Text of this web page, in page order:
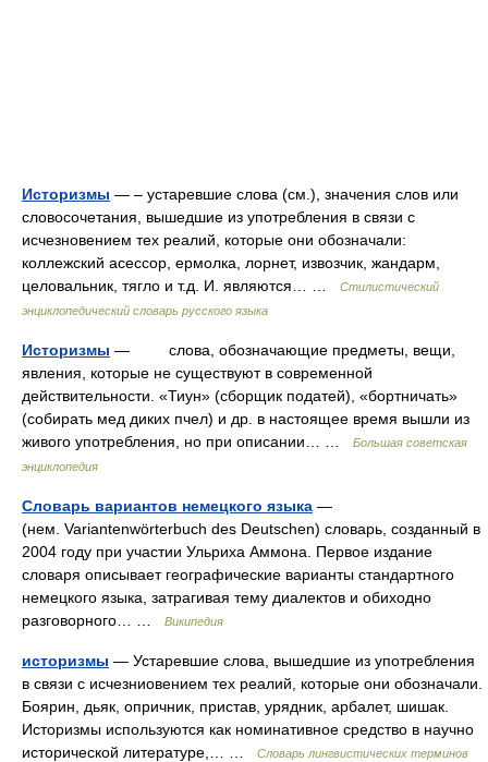
Историзмы — – устаревшие слова (см.), значения слов или
словосочетания, вышедшие из употребления в связи с
исчезновением тех реалий, которые они обозначали:
коллежский асессор, ермолка, лорнет, извозчик, жандарм,
целовальник, тягло и т.д. И. являются… …
Стилистический
энциклопедический словарь русского языка
Историзмы — слова, обозначающие предметы, вещи,
явления, которые не существуют в современной
действительности. «Тиун» (сборщик податей), «бортничать»
(собирать мед диких пчел) и др. в настоящее время вышли из
живого употребления, но при описании… …
Большая советская
энциклопедия
Словарь вариантов немецкого языка —
(нем. Variantenwörterbuch des Deutschen) словарь, созданный в
2004 году при участии Ульриха Аммона. Первое издание
словаря описывает географические варианты стандартного
немецкого языка, затрагивая тему диалектов и обиходно
разговорного… …
Википедия
историзмы — Устаревшие слова, вышедшие из употребления
в связи с исчезниовением тех реалий, которые они обозначали.
Боярин, дьяк, опричник, пристав, урядник, арбалет, шишак.
Историзмы используются как номинативное средство в научно
исторической литературе,… …
Словарь лингвистических терминов